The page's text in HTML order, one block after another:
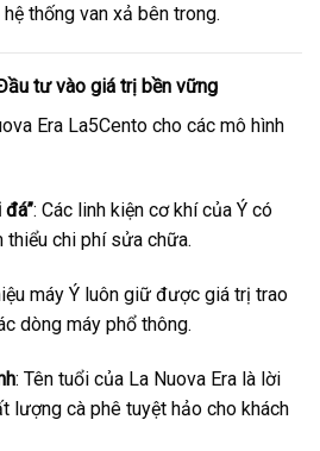
thống van xả bên trong.
tư vào giá trị bền vững
Era La5Cento cho các mô hình
: Các linh kiện cơ khí của Ý có
chi phí sửa chữa.
máy Ý luôn giữ được giá trị trao
dòng máy phổ thông.
: Tên tuổi của La Nuova Era là lời
lượng cà phê tuyệt hảo cho khách